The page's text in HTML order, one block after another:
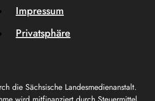
die Sächsische Landesmedienanstalt.
Impressum
Privatsphäre